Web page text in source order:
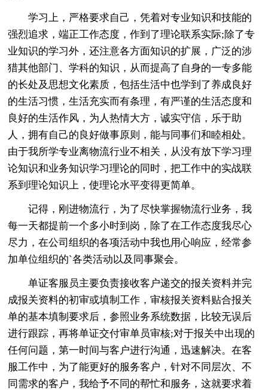
学习上，严格要求自己，凭着对专业知识和技能的
强烈追求，端正工作态度，作到了理论联系实际;除了专
业知识的学习外，还注意各方面知识的扩展，广泛的涉
猎其他部门、学科的知识，从而提高了自身的一专多能
的长处及思想文化素质，包括生活中也学到了养成良好
的生活习惯，生活充实而有条理，有严谨的生活态度和
良好的生活作风，为人热情大方，诚实守信，乐于助
人，拥有自己的良好做事原则，能与同事们和睦相处。
由于我所学专业离物流行业不相关，从没有放下学习理
论知识和业务知识学习理论的同时，把工作中的实战联
系到理论知识上，使理论水平变得更简单。
记得，刚进物流行，为了尽快掌握物流行业务，我
每一天都提前一个多小时到岗，除了在工作态度我尽心
尽力，在公司组织的各项活动中我也用心响应，经常参
加单位组织的`各类活动以及同事聚会。
单证客服员主要负责接收客户递交的报关资料并完
成报关资料的初审或填制工作，审核报关资料贴合报关
单的基本填制要求后，参照业务系统数据，比较无误后
进行跟踪，再将单证交付审单员审核;对于报关中出现的
任何问题，第一时间与客户进行沟通，迅速解决。在客
服工作中，为了能更好的服务客户，针对不同层次、不
同需求的客户，我给予不同的帮忙和服务，这就要求着